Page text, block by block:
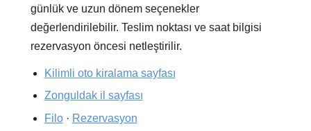
günlük ve uzun dönem seçenekler
değerlendirilebilir. Teslim noktası ve saat bilgisi
rezervasyon öncesi netleştirilir.
Kilimli oto kiralama sayfası
Zonguldak il sayfası
Filo· Rezervasyon